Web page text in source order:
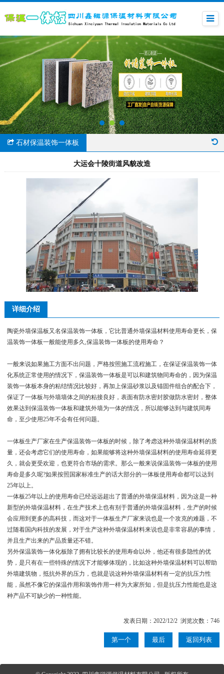
石材保温装饰一体板
大运会十陵街道风貌改造
详细介绍
陶瓷外墙保温板又名保温装饰一体板，它比普通外墙保温材料使用寿命更长，保
温装饰一体板一般能使用多久,保温装饰一体板的使用寿命？
一般来说如果施工方面不出问题，严格按照施工流程施工，在保证保温装饰一体
化系统正常使用的情况下，保温装饰一体板是可以和建筑物同寿命的，因为保温
装饰一体板本身的粘结情况比较好，再加上保温砂浆以及锚固件组合的配合下，
保证了一体板与外墙墙体之间的粘接良好，表面有防水密封胶做防水密封，整体
效果达到保温装饰一体板和建筑外墙为一体的情况，所以能够达到与建筑同寿
命，至少使用25年不会有任何问题。
一体板生产厂家在生产保温装饰一体板的时候，除了考虑这种外墙保温材料的质
量，还会考虑它们的使用寿命，如果能够将这种外墙保温材料的使用寿命延得更
久，就会更受欢迎，也更符合市场的需求。那么一般来说保温装饰一体板的使用
寿命是多久呢?如果按照国家标准生产的话大部分的一体板使用寿命都可以达到
25年以上。
一体板25年以上的使用寿命已经远远超出了普通的外墙保温材料，因为这是一种
新型的外墙保温材料，在生产技术上也有别于普通的外墙保温材料，生产的时候
会应用到更多的高科技，而这对于一体板生产厂家来说也是一个攻克的难题，不
过随着国内科技的发展，对于生产这种外墙保温材料来说也是非常容易的事情，
并且生产出来的产品质量还不错。
另外保温装饰一体化板除了拥有比较长的使用寿命以外，他还有很多隐性的优
势，是只有在一些特殊的情况下才能够体现的，比如这种外墙保温材料可以帮助
外墙建筑物，抵抗外界的压力，也就是说这种外墙保温材料有一定的抗压力性
能，虽然不像它的保温作用和装饰作用一样为大家所知，但是抗压力性能也是这
种产品不可缺少的一种性能。
发表日期：2022/12/2 浏览次数：746
第一个 最后 返回列表